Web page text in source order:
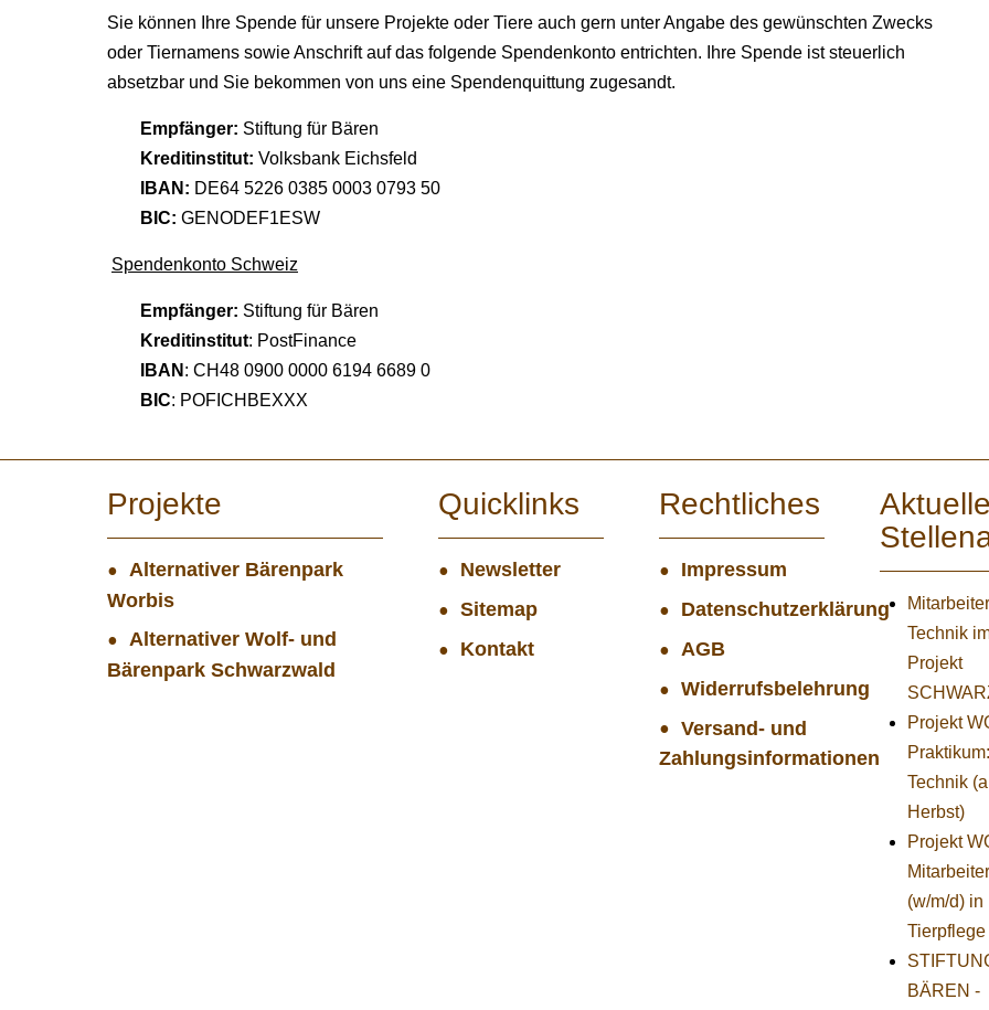
Sie können Ihre Spende für unsere Projekte oder Tiere auch gern unter Angabe des gewünschten Zwecks
oder Tiernamens sowie Anschrift auf das folgende Spendenkonto entrichten. Ihre Spende ist steuerlich
absetzbar und Sie bekommen von uns eine Spendenquittung zugesandt.
Empfänger: Stiftung für Bären
Kreditinstitut: Volksbank Eichsfeld
IBAN: DE64 5226 0385 0003 0793 50
BIC: GENODEF1ESW
Spendenkonto Schweiz
Empfänger: Stiftung für Bären
Kreditinstitut: PostFinance
IBAN : CH48 0900 0000 6194 6689 0
BIC: POFICHBEXXX
Projekte
Alternativer Bärenpark
Worbis
Alternativer Wolf- und
Bärenpark Schwarzwald
Quicklinks
Newsletter
Sitemap
Kontakt
Rechtliches
Impressum
Datenschutzerklärung
AGB
Widerrufsbelehrung
Versand- und
Zahlungsinformationen
Technik
Projekt
Projekt
Praktikum:
Technik
Herbst)
Projekt
(w/m/d) in
Tierpflege
BÄREN -